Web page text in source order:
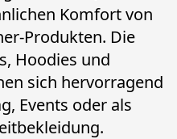
Komfort von
Produkten. Die
Hoodies und
sich hervorragend
Events oder als